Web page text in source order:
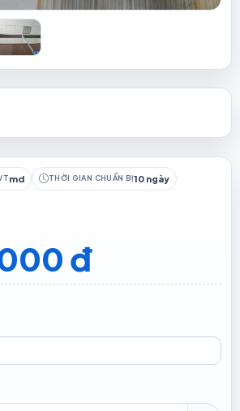
md THỜI GIAN CHUẨN BỊ10 ngày
đ